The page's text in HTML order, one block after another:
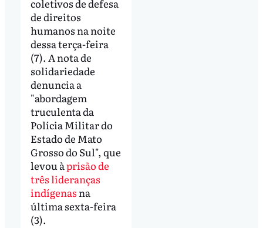
coletivos de defesa
de direitos
humanos na noite
dessa terça-feira
(7). A nota de
solidariedade
denuncia a
"abordagem
truculenta da
Polícia Militar do
Estado de Mato
Grosso do Sul", que
levou àprisão de
três lideranças
indígenas na
última sexta-feira
(3).